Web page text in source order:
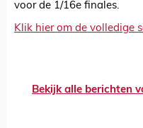
voor de 1/16e finales.
Klik hier om de volledige
Bekijk alle berichten